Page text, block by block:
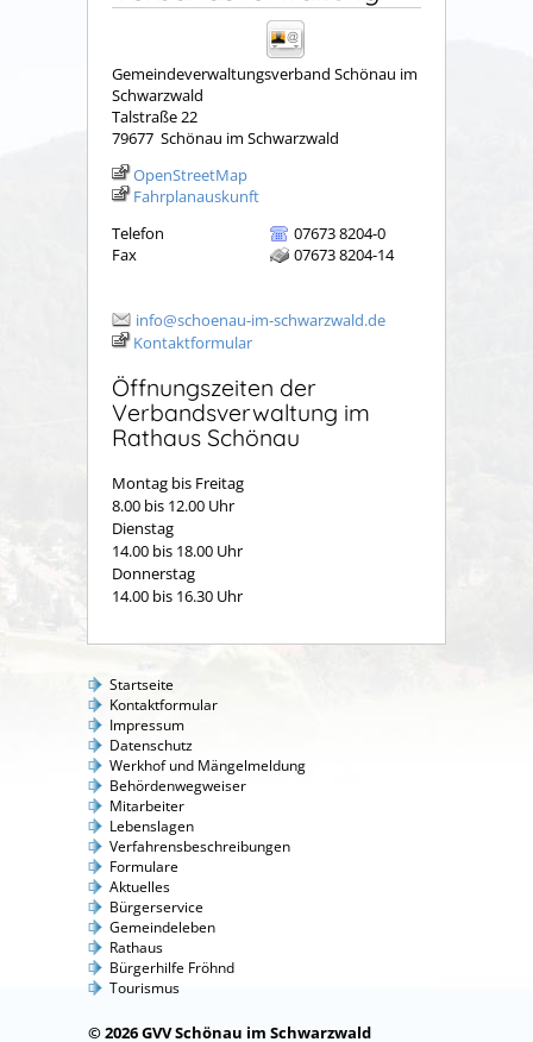
Gemeindeverwaltungsverband Schönau im
Schwarzwald
Talstraße 22
79677 Schönau im Schwarzwald
OpenStreetMap
Fahrplanauskunft
Telefon
07673 8204-0
Fax
07673 8204-14
info@schoenau-im-schwarzwald.de
Kontaktformular
Öffnungszeiten der
Verbandsverwaltung im
Rathaus Schönau
Montag bis Freitag
8.00 bis 12.00 Uhr
Dienstag
14.00 bis 18.00 Uhr
Donnerstag
14.00 bis 16.30 Uhr
Startseite
Kontaktformular
Impressum
Datenschutz
Werkhof und Mängelmeldung
Behördenwegweiser
Mitarbeiter
Lebenslagen
Verfahrensbeschreibungen
Formulare
Aktuelles
Bürgerservice
Gemeindeleben
Rathaus
Bürgerhilfe Fröhnd
Tourismus
© 2026 GVV Schönau im Schwarzwald